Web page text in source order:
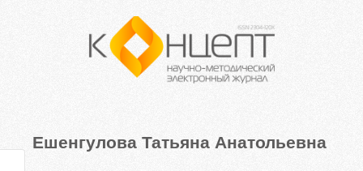
Ешенгулова Татьяна Анатольевна